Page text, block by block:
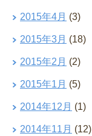
2015年4月 (3)
2015年3月 (18)
2015年2月 (2)
2015年1月 (5)
2014年12月 (1)
2014年11月 (12)